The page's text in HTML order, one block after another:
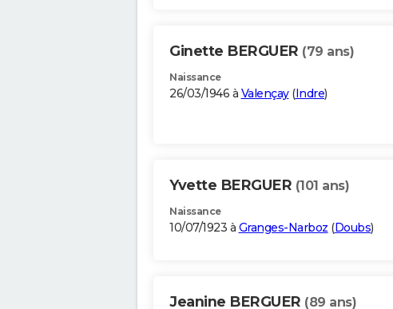
Ginette BERGUER (79 ans)
Naissance
26/03/1946 à Valençay(Indre)
Yvette BERGUER (101 ans)
Naissance
10/07/1923 à Granges-Narboz (Doubs)
Jeanine BERGUER (89 ans)